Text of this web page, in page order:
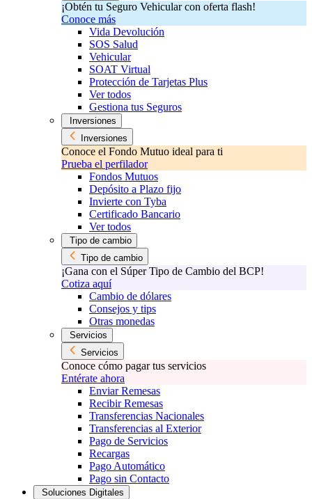
¡Obtén tu Seguro Vehicular con oferta flash!
Conoce más
Vida Devolución
SOS Salud
Vehicular
SOAT Virtual
Protección de Tarjetas Plus
Ver todos
Gestiona tus Seguros
Inversiones
Inversiones
Conoce el Fondo Mutuo ideal para ti
Prueba el perfilador
Fondos Mutuos
Depósito a Plazo fijo
Invierte con Tyba
Certificado Bancario
Ver todos
Tipo de cambio
Tipo de cambio
¡Gana con el Súper Tipo de Cambio del BCP!
Cotiza aquí
Cambio de dólares
Consejos y tips
Otras monedas
Servicios
Servicios
Conoce cómo pagar tus servicios
Entérate ahora
Enviar Remesas
Recibir Remesas
Transferencias Nacionales
Transferencias al Exterior
Pago de Servicios
Recargas
Pago Automático
Pago sin Contacto
Soluciones Digitales